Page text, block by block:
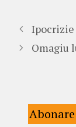
Ipocrizie
Omagiu